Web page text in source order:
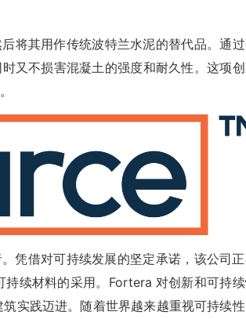
将其用作传统波特兰水泥的替代品。通
又不损害混凝土的强度和耐久性。这项
凭借对可持续发展的坚定承诺，该公司
续材料的采用。Fortera 对创新和可持
实践迈进。随着世界越来越重视可持续